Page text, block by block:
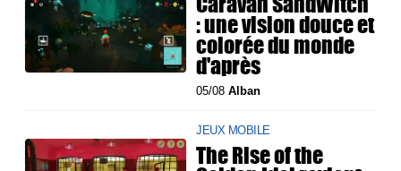
: une vision douce et
colorée du monde
d'après
05/08Alban
JEUX MOBILE
The Rise of the